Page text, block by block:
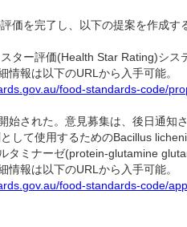
価を完了し、以下の提案を作成す
ター評価(Health Star Rating)シス
報は以下のURLから入手可能。
food-standards-code/
始された。意見募集は、後日通知
として使用するためのBacillus
タミナーゼ(protein-glutamine
報は以下のURLから入手可能。
food-standards-code/